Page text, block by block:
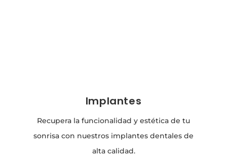
Implantes
Recupera la funcionalidad y estética de tu
sonrisa con nuestros implantes dentales de
alta calidad.